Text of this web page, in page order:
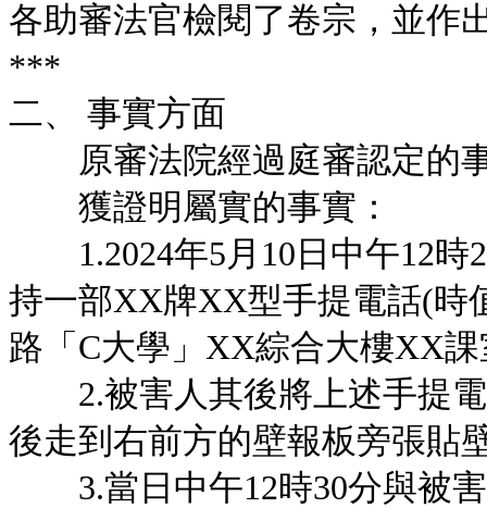
各助審法官檢閱了卷宗，並作
***
二、 事實方面
原審法院經過庭審認定的
獲證明屬實的事實：
1.2024年5月10日中午12時
持一部XX牌XX型手提電話(時
路「C大學」XX綜合大樓XX
2.被害人其後將上述手提電
後走到右前方的壁報板旁張貼
3.當日中午12時30分與被害